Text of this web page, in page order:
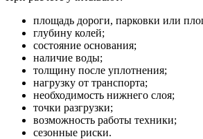
площадь дороги, парковки или
глубину колей;
состояние основания;
наличие воды;
толщину после уплотнения;
нагрузку от транспорта;
необходимость нижнего слоя;
точки разгрузки;
возможность работы техники;
сезонные риски.